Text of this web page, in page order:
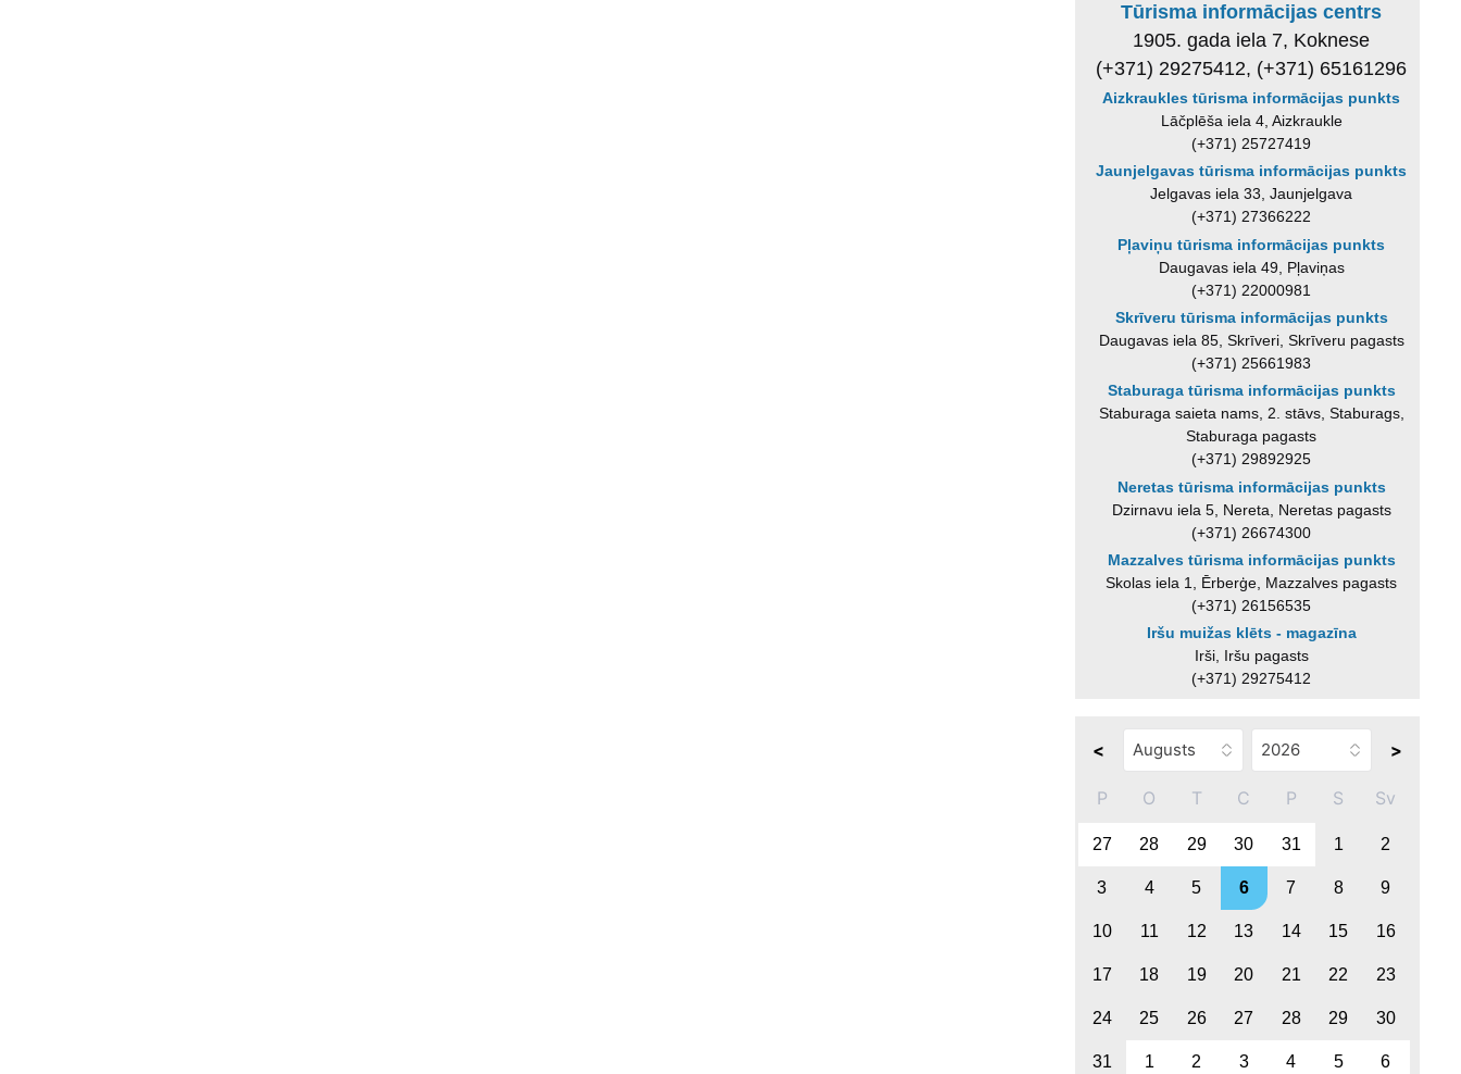
Tūrisma informācijas centrs
1905. gada iela 7, Koknese
(+371) 29275412, (+371) 65161296
Aizkraukles tūrisma informācijas punkts
Lāčplēša iela 4, Aizkraukle
(+371) 25727419
Jaunjelgavas tūrisma informācijas punkts
Jelgavas iela 33, Jaunjelgava
(+371) 27366222
Pļaviņu tūrisma informācijas punkts
Daugavas iela 49, Pļaviņas
(+371) 22000981
Skrīveru tūrisma informācijas punkts
Daugavas iela 85, Skrīveri, Skrīveru pagasts
(+371) 25661983
Staburaga tūrisma informācijas punkts
Staburaga saieta nams, 2. stāvs, Staburags,
Staburaga pagasts
(+371) 29892925
Neretas tūrisma informācijas punkts
Dzirnavu iela 5, Nereta, Neretas pagasts
(+371) 26674300
Mazzalves tūrisma informācijas punkts
Skolas iela 1, Ērberģe, Mazzalves pagasts
(+371) 26156535
Iršu muižas klēts - magazīna
Irši, Iršu pagasts
(+371) 29275412
< >
P O T C P S Sv
27 28 29 30 31 1 2
3 4 5 6 7 8 9
10 11 12 13 14 15 16
17 18 19 20 21 22 23
24 25 26 27 28 29 30
31 1 2 3 4 5 6